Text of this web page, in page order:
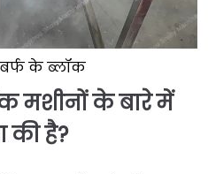
के ब्लॉक
मशीनों के बारे में
की है?